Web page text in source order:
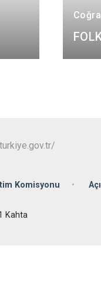
Sincik
Komisyonu
Kahta